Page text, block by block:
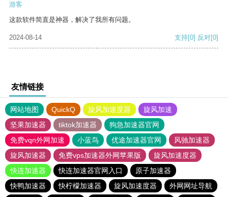
游客
这款软件简直是神器，解决了我所有问题。
2024-08-14 支持[0] 反对[0]
友情链接
网站地图 QuickQ 旋风加速度器
旋风加速
坚果加速器
tiktok加速器
狗急加速器官网
免费vqn外网加速
小蓝鸟 优途加速器官网
风驰加速器
旋风加速器
免费vps加速器外网苹果版
旋风加速度器
快连加速器
快连加速器官网入口
原子加速器
快鸭加速器
快柠檬加速器 旋风加速度器 外网网址导航